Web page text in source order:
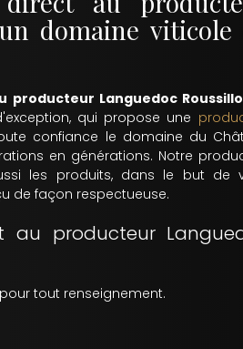
domaine viticole
producteur Languedoc
qui propose une
confiance le domaine du
en générations. Notre
les produits, dans le but de
de façon respectueuse.
producteur
tout renseignement.